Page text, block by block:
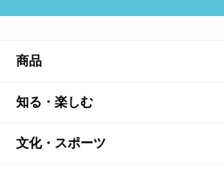
商品
商品TOP
商品一覧
知る・楽しむ
知る・楽しむTOP
文化・スポーツ